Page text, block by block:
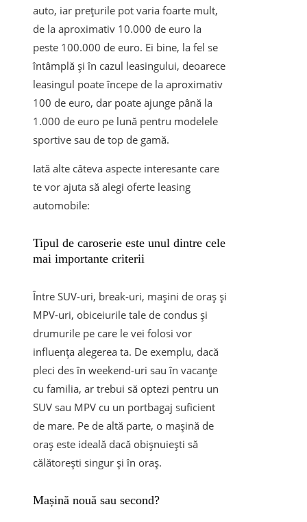
auto, iar prețurile pot varia foarte mult,
de la aproximativ 10.000 de euro la
peste 100.000 de euro. Ei bine, la fel se
întâmplă și în cazul leasingului, deoarece
leasingul poate începe de la aproximativ
100 de euro, dar poate ajunge până la
1.000 de euro pe lună pentru modelele
sportive sau de top de gamă.
Iată alte câteva aspecte interesante care
te vor ajuta să alegi oferte leasing
automobile:
Tipul de caroserie este unul dintre cele
mai importante criterii
Între SUV-uri, break-uri, mașini de oraș și
MPV-uri, obiceiurile tale de condus și
drumurile pe care le vei folosi vor
influența alegerea ta. De exemplu, dacă
pleci des în weekend-uri sau în vacanțe
cu familia, ar trebui să optezi pentru un
SUV sau MPV cu un portbagaj suficient
de mare. Pe de altă parte, o mașină de
oraș este ideală dacă obișnuiești să
călătorești singur și în oraș.
Mașină nouă sau second?